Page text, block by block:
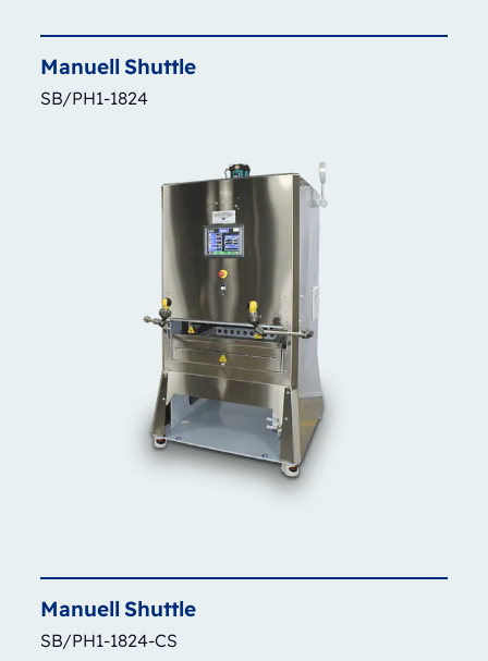
Manuell Shuttle
SB/PH1-1824
Manuell Shuttle
SB/PH1-1824-CS